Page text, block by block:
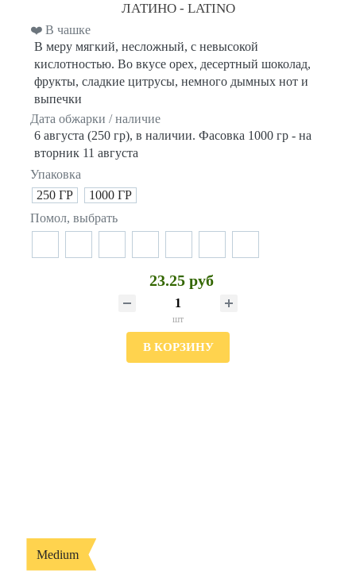
ЛАТИНО - LATINO
❤️ В чашке
В меру мягкий, несложный, с невысокой
кислотностью. Во вкусе орех, десертный шоколад,
фрукты, сладкие цитрусы, немного дымных нот и
выпечки
Дата обжарки / наличие
6 августа (250 гр), в наличии. Фасовка 1000 гр - на
вторник 11 августа
Упаковка
250 ГР
1000 ГР
Помол, выбрать
23.25 руб
шт
В КОРЗИНУ
Medium